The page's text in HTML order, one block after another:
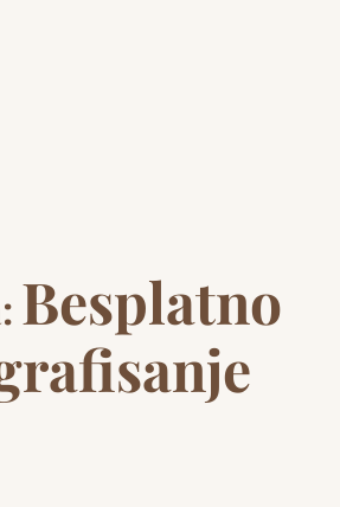
Besplatno